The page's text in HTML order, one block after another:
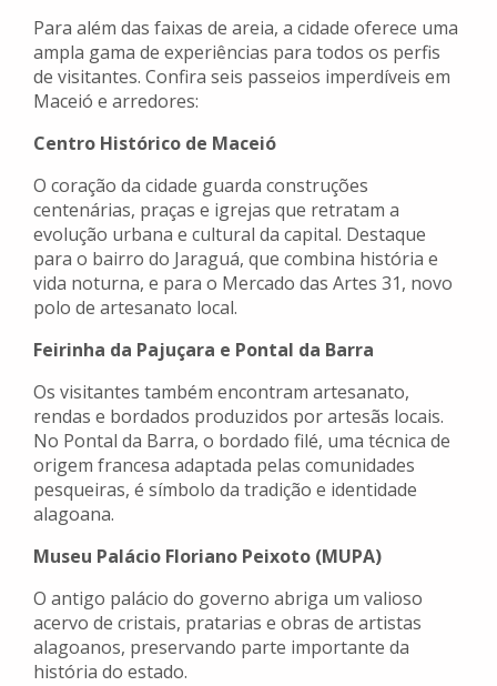
Para além das faixas de areia, a cidade oferece uma
ampla gama de experiências para todos os perfis
de visitantes. Confira seis passeios imperdíveis em
Maceió e arredores:
Centro Histórico de Maceió
O coração da cidade guarda construções
centenárias, praças e igrejas que retratam a
evolução urbana e cultural da capital. Destaque
para o bairro do Jaraguá, que combina história e
vida noturna, e para o Mercado das Artes 31, novo
polo de artesanato local.
Feirinha da Pajuçara e Pontal da Barra
Os visitantes também encontram artesanato,
rendas e bordados produzidos por artesãs locais.
No Pontal da Barra, o bordado filé, uma técnica de
origem francesa adaptada pelas comunidades
pesqueiras, é símbolo da tradição e identidade
alagoana.
Museu Palácio Floriano Peixoto (MUPA)
O antigo palácio do governo abriga um valioso
acervo de cristais, pratarias e obras de artistas
alagoanos, preservando parte importante da
história do estado.